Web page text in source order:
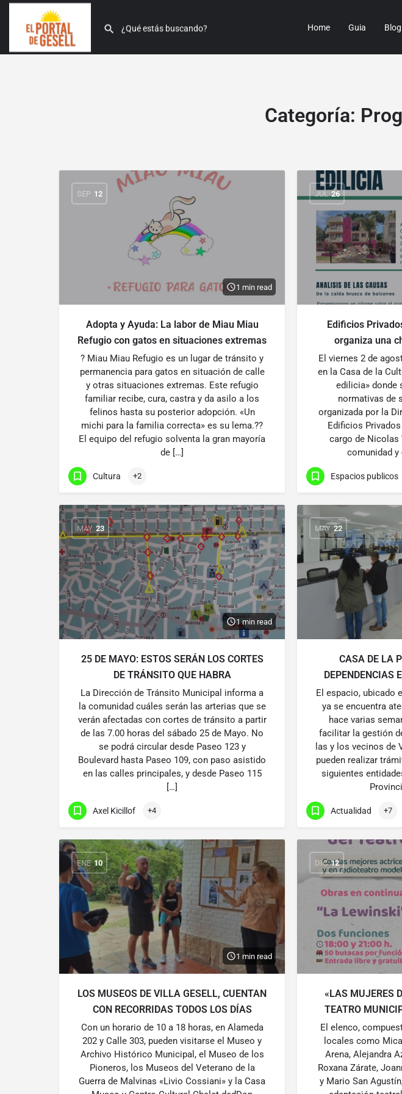
Home Guia
Categoría:
SEP 12
1 min read
Adopta y Ayuda: La labor de Miau Miau
Refugio con gatos en situaciones extremas
? Miau Miau Refugio es un lugar de tránsito y
permanencia para gatos en situación de calle
y otras situaciones extremas. Este refugio
familiar recibe, cura, castra y da asilo a los
felinos hasta su posterior adopción. «Un
michi para la familia correcta» es su lema.??
El equipo del refugio solventa la gran mayoría
de […]
Cultura +2
JUL 26
Edificios
organiza una
El viernes 2 de
en la Casa de la
edilicia» donde
normativas de
organizada por la
Edificios
cargo de Nicolas
comunidad
Espacios publicos
MAY 23
1 min read
25 DE MAYO: ESTOS SERÁN LOS CORTES
DE TRÁNSITO QUE HABRA
La Dirección de Tránsito Municipal informa a
la comunidad cuáles serán las arterias que se
verán afectadas con cortes de tránsito a partir
de las 7.00 horas del sábado 25 de Mayo. No
se podrá circular desde Paseo 123 y
Boulevard hasta Paseo 109, con paso asistido
en las calles principales, y desde Paseo 115
[…]
Axel Kicillof +4
MAY 22
CASA DE LA
DEPENDENCIAS
El espacio, ubicado
ya se encuentra
hace varias
facilitar la gestión
las y los vecinos de
pueden realizar
siguientes
Actualidad +7
ENE 10
1 min read
LOS MUSEOS DE VILLA GESELL, CUENTAN
CON RECORRIDAS TODOS LOS DÍAS
Con un horario de 10 a 18 horas, en Alameda
202 y Calle 303, pueden visitarse el Museo y
Archivo Histórico Municipal, el Museo de los
Pioneros, los Museos del Veterano de la
Guerra de Malvinas «Livio Cossiani» y la Casa
DIC 12
«LAS MUJERES
TEATRO
El elenco,
locales como
Arena, Alejandra
Roxana Zárate,
y Mario San